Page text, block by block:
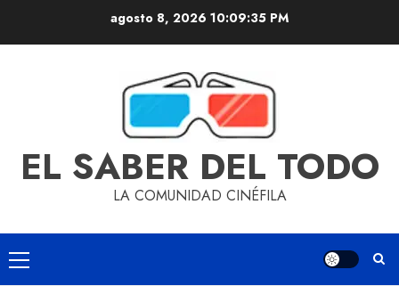
agosto 8, 2026 10:09:35 PM
EL SABER DEL TODO
LA COMUNIDAD CINÉFILA